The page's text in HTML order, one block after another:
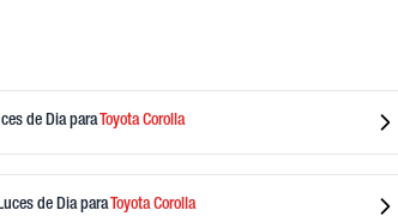
de Dia para ToyotaCorolla
de Dia para ToyotaCorolla